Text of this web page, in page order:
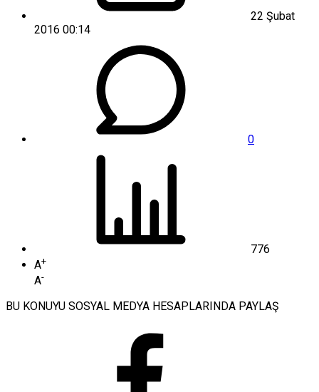
22 Şubat
2016 00:14
0
776
A+
A-
BU KONUYU SOSYAL MEDYA HESAPLARINDA PAYLAŞ